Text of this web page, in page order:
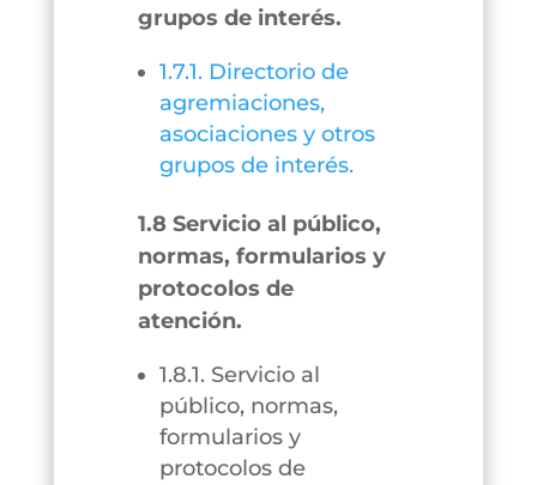
grupos de interés.
1.7.1. Directorio de
agremiaciones,
asociaciones y otros
grupos de interés.
1.8 Servicio al público,
normas, formularios y
protocolos de
atención.
1.8.1. Servicio al
público, normas,
formularios y
protocolos de